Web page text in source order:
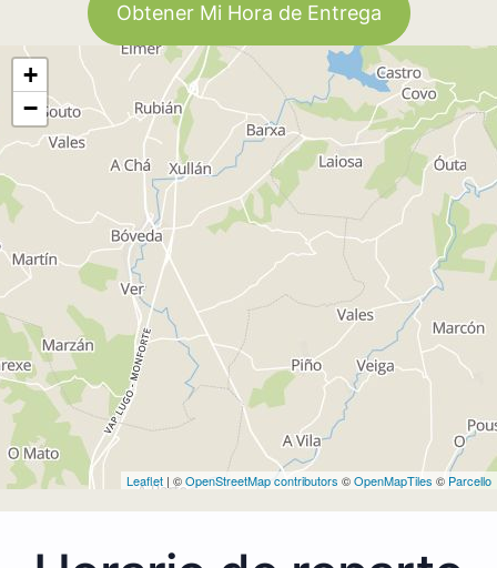
Obtener Mi Hora de Entrega
+
−
Leaflet | ©OpenStreetMap contributors ©OpenMapTiles © Parcello